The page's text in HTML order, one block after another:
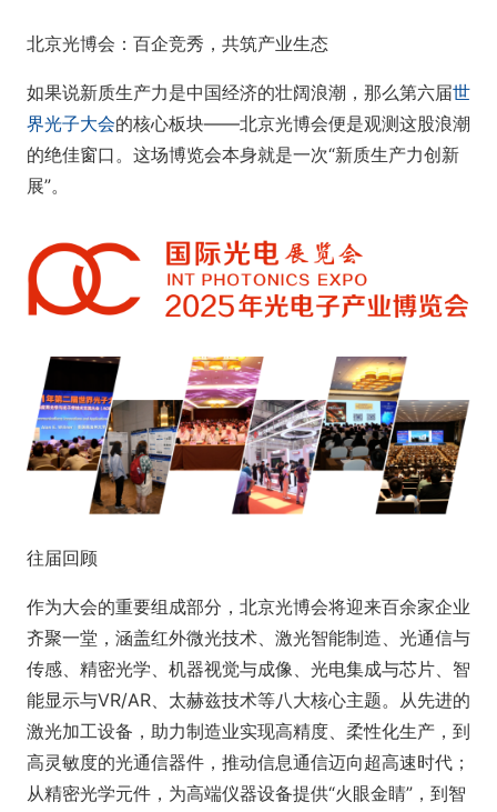
北京光博会：百企竞秀，共筑产业生态
如果说新质生产力是中国经济的壮阔浪潮，那么第六届世
界光子大会的核心板块——北京光博会便是观测这股浪潮
的绝佳窗口。这场博览会本身就是一次“新质生产力创新
展”。
往届回顾
作为大会的重要组成部分，北京光博会将迎来百余家企业
齐聚一堂，涵盖红外微光技术、激光智能制造、光通信与
传感、精密光学、机器视觉与成像、光电集成与芯片、智
能显示与VR/AR、太赫兹技术等八大核心主题。从先进的
激光加工设备，助力制造业实现高精度、柔性化生产，到
高灵敏度的光通信器件，推动信息通信迈向超高速时代；
从精密光学元件，为高端仪器设备提供“火眼金睛”，到智